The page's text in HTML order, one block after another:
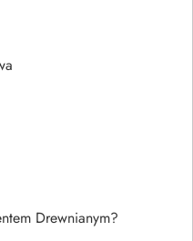
Drewnianym?